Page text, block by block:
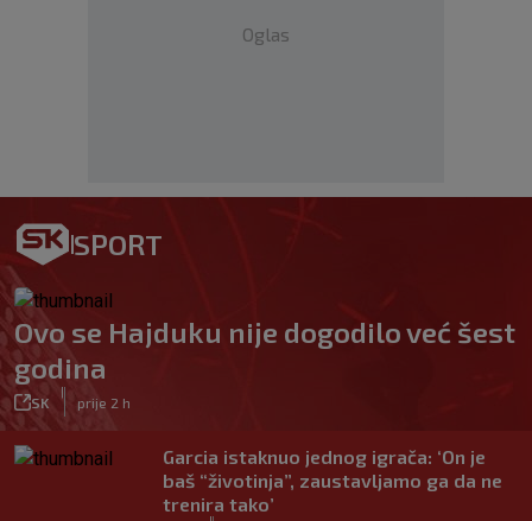
Oglas
SPORT
Ovo se Hajduku nije dogodilo već šest
godina
SK prije 2 h
Garcia istaknuo jednog igrača: ‘On je
baš “životinja”, zaustavljamo ga da ne
trenira tako’